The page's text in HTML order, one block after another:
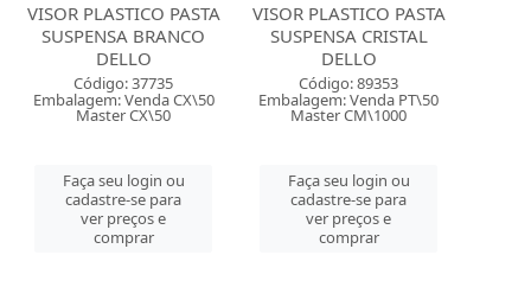
VISOR PLASTICO PASTA
SUSPENSA BRANCO
DELLO
Código: 37735
Embalagem: Venda CX\50
Master CX\50
Faça seu login ou
cadastre-se para
ver preços e
comprar
VISOR PLASTICO PASTA
SUSPENSA CRISTAL
DELLO
Código: 89353
Embalagem: Venda PT\50
Master CM\1000
Faça seu login ou
cadastre-se para
ver preços e
comprar